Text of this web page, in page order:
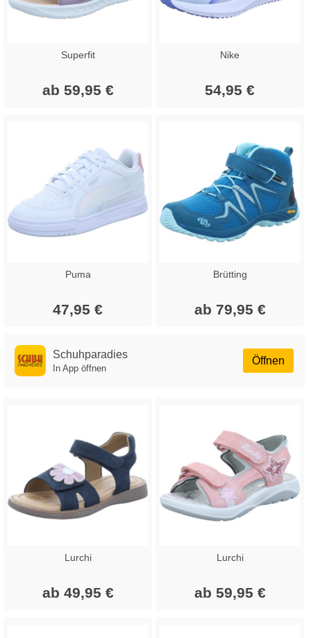
Superfit
ab 59,95 €
Nike
54,95 €
Puma
47,95 €
Brütting
ab 79,95 €
Öffnen
Schuhparadies
In App öffnen
Lurchi
ab 49,95 €
Lurchi
ab 59,95 €